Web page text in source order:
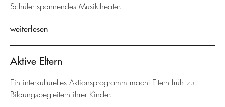
Schüler spannendes Musiktheater.
weiterlesen
Aktive Eltern
Ein interkulturelles Aktionsprogramm macht Eltern früh zu
Bildungsbegleitern ihrer Kinder.